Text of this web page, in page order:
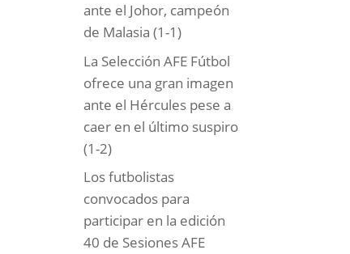
ante el Johor, campeón
de Malasia (1-1)
La Selección AFE Fútbol
ofrece una gran imagen
ante el Hércules pese a
caer en el último suspiro
(1-2)
Los futbolistas
convocados para
participar en la edición
40 de Sesiones AFE